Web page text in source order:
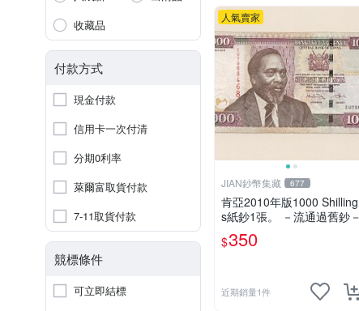
收藏品
付款方式
現金付款
信用卡一次付清
分期0利率
萊爾富取貨付款
7-11取貨付款
競標條件
可立即結標
人氣賣家
JIAN鈔幣集藏 677
肯亞2010年版1000 Shilling
s紙鈔1張。 －流通過舊鈔－
$350
近期銷量1件